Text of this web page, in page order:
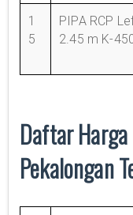
1
5
PIPA RCP
2.45 m K-
Daftar
Pekalongan